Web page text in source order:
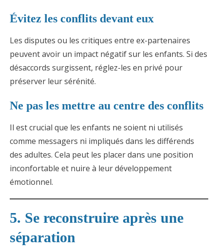
Évitez les conflits devant eux
Les disputes ou les critiques entre ex-partenaires
peuvent avoir un impact négatif sur les enfants. Si des
désaccords surgissent, réglez-les en privé pour
préserver leur sérénité.
Ne pas les mettre au centre des conflits
Il est crucial que les enfants ne soient ni utilisés
comme messagers ni impliqués dans les différends
des adultes. Cela peut les placer dans une position
inconfortable et nuire à leur développement
émotionnel.
5. Se reconstruire après une
séparation